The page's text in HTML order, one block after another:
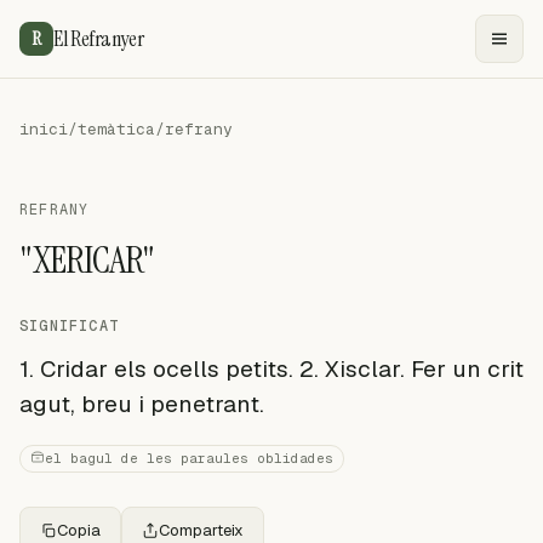
R El Refranyer
inici/temàtica/refrany
REFRANY
"XERICAR"
SIGNIFICAT
1. Cridar els ocells petits. 2. Xisclar. Fer un crit
agut, breu i penetrant.
el bagul de les paraules oblidades
Copia Comparteix